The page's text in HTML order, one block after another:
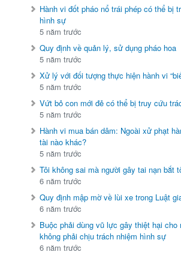
Hành vi đốt pháo nổ trái phép có thể bị
hình sự
5 năm trước
Quy định về quản lý, sử dụng pháo hoa
5 năm trước
Xử lý với đối tượng thực hiện hành vi
5 năm trước
Vứt bỏ con mới đẻ có thể bị truy cứu
5 năm trước
Hành vi mua bán dâm: Ngoài xử phạt
tài nào khác?
5 năm trước
Tôi không sai mà người gây tai nạn bắt
6 năm trước
Quy định mập mờ về lùi xe trong Luật
6 năm trước
Buộc phải dùng vũ lực gây thiệt hại cho
không phải chịu trách nhiệm hình sự
6 năm trước